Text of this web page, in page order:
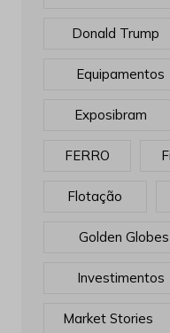
Donald Trump
Equipamentos
Exposibram
FERRO
Flotação
Golden Globes
Investimentos
Market Stories